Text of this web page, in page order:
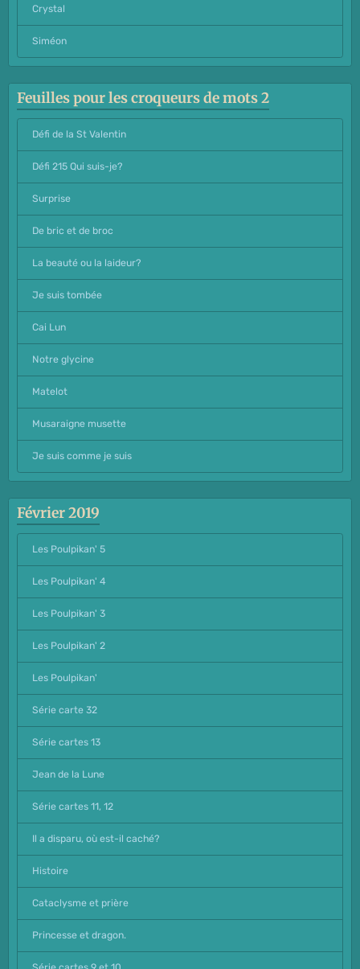
Crystal
Siméon
Feuilles pour les croqueurs de mots 2
Défi de la St Valentin
Défi 215 Qui suis-je?
Surprise
De bric et de broc
La beauté ou la laideur?
Je suis tombée
Cai Lun
Notre glycine
Matelot
Musaraigne musette
Je suis comme je suis
Février 2019
Les Poulpikan' 5
Les Poulpikan' 4
Les Poulpikan' 3
Les Poulpikan' 2
Les Poulpikan'
Série carte 32
Série cartes 13
Jean de la Lune
Série cartes 11, 12
Il a disparu, où est-il caché?
Histoire
Cataclysme et prière
Princesse et dragon.